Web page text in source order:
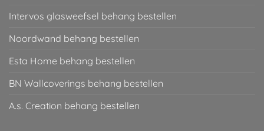
Intervos glasweefsel behang bestellen
Noordwand behang bestellen
Esta Home behang bestellen
BN Wallcoverings behang bestellen
A.s. Creation behang bestellen